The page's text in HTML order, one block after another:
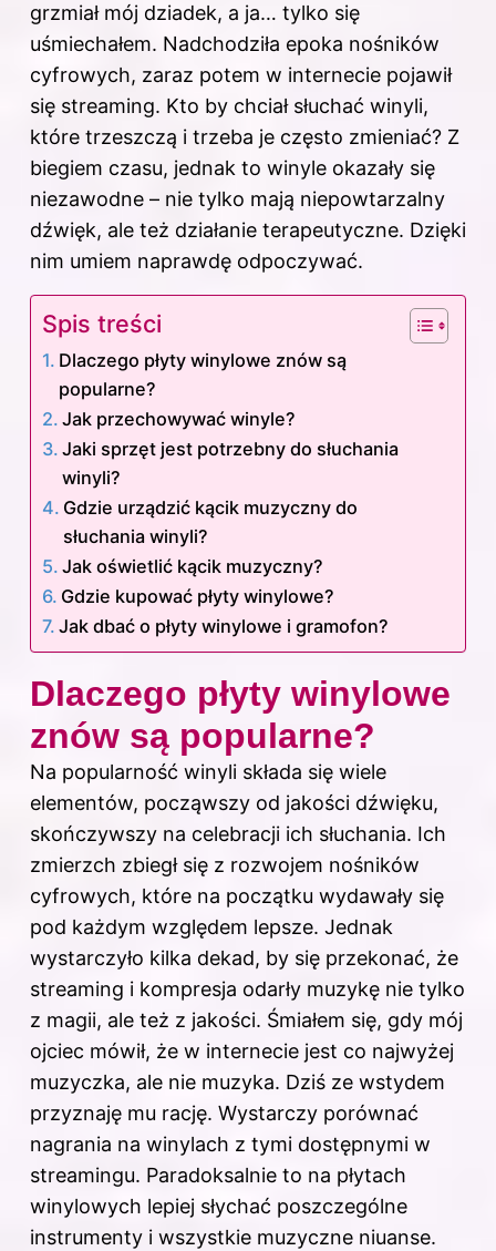
grzmiał mój dziadek, a ja… tylko się
uśmiechałem. Nadchodziła epoka nośników
cyfrowych, zaraz potem w internecie pojawił
się streaming. Kto by chciał słuchać winyli,
które trzeszczą i trzeba je często zmieniać? Z
biegiem czasu, jednak to winyle okazały się
niezawodne – nie tylko mają niepowtarzalny
dźwięk, ale też działanie terapeutyczne. Dzięki
nim umiem naprawdę odpoczywać.
Spis treści
Dlaczego płyty winylowe znów są
popularne?
Jak przechowywać winyle?
Jaki sprzęt jest potrzebny do słuchania
winyli?
Gdzie urządzić kącik muzyczny do
słuchania winyli?
Jak oświetlić kącik muzyczny?
Gdzie kupować płyty winylowe?
Jak dbać o płyty winylowe i gramofon?
Dlaczego płyty winylowe
znów są popularne?
Na popularność winyli składa się wiele
elementów, począwszy od jakości dźwięku,
skończywszy na celebracji ich słuchania. Ich
zmierzch zbiegł się z rozwojem nośników
cyfrowych, które na początku wydawały się
pod każdym względem lepsze. Jednak
wystarczyło kilka dekad, by się przekonać, że
streaming i kompresja odarły muzykę nie tylko
z magii, ale też z jakości. Śmiałem się, gdy mój
ojciec mówił, że w internecie jest co najwyżej
muzyczka, ale nie muzyka. Dziś ze wstydem
przyznaję mu rację. Wystarczy porównać
nagrania na winylach z tymi dostępnymi w
streamingu. Paradoksalnie to na płytach
winylowych lepiej słychać poszczególne
instrumenty i wszystkie muzyczne niuanse.